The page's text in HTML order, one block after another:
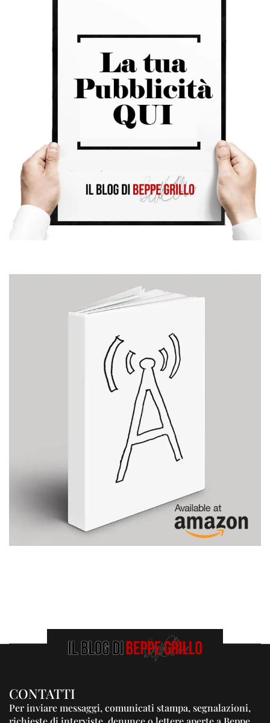
CONTATTI
Per inviare messaggi, comunicati stampa, segnalazioni,